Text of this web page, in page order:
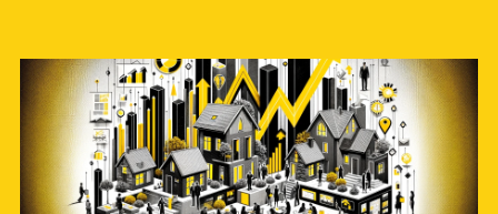
Naujienos
Naujų namų kortelė
Kontaktai